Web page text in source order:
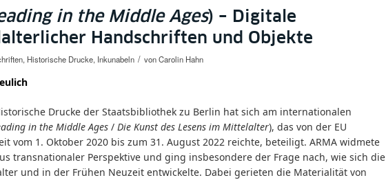
in the Middle Ages) – Digitale
Handschriften und Objekte
, Historische Drucke, Inkunabeln / vonCarolin Hahn
Drucke der Staatsbibliothek zu Berlin hat sich am internationalen
in the Middle Ages / Die Kunst des Lesens im Mittelalter), das von der EU
vom 1. Oktober 2020 bis zum 31. August 2022 reichte, beteiligt. ARMA widmete
transnationaler Perspektive und ging insbesondere der Frage nach, wie sich die
und in der Frühen Neuzeit entwickelte. Dabei gerieten die Materialität von